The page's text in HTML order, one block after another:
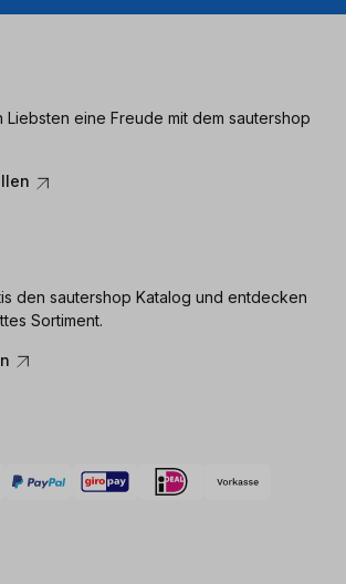
Liebsten eine Freude mit dem sautershop
den sautershop Katalog und entdecken
Sortiment.